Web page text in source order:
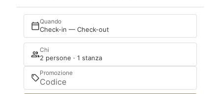
Quando
Check-in — Check-out
Chi
2 persone · 1 stanza
Promozione